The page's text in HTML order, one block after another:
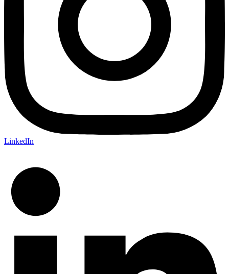
LinkedIn